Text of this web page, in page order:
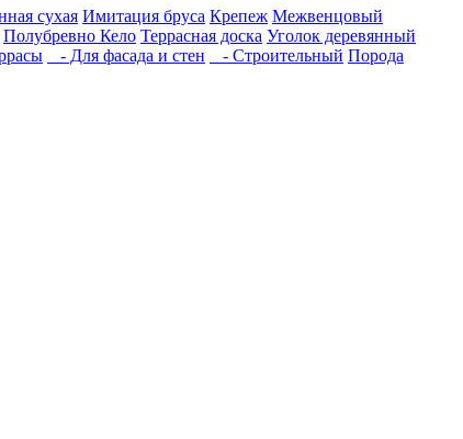
сухая Имитация бруса Крепеж Межвенцовый
Полубревно Кело Террасная доска Уголок деревянный
- Для фасада и стен - Строительный Порода